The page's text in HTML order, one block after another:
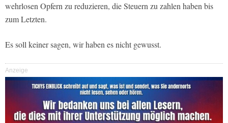
wehrlosen Opfern zu reduzieren, die Steuern zu zahlen haben bis
zum Letzten.
Es soll keiner sagen, wir haben es nicht gewusst.
Anzeige